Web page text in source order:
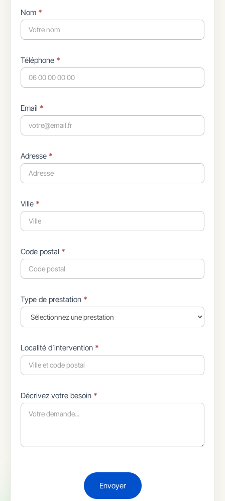
Nom *
Téléphone *
Email *
Adresse *
Ville *
Code postal *
Type de prestation *
Localité d’intervention *
Décrivez votre besoin *
Envoyer